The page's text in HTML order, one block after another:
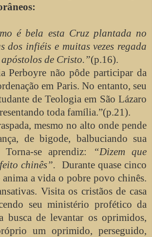
é bela esta Cruz plantada no
dos infiéis e muitas vezes regada
de Cristo.”(p.16).
Perboyre não pôde participar da
em Paris. No entanto, seu
de Teologia em São Lázaro
toda família.”(p.21).
mesmo no alto onde pende
de bigode, balbuciando sua
se aprendiz:
“Dizem que
chinês”. Durante quase cinco
a vida o pobre povo chinês.
Visita os cristãos de casa
seu ministério profético da
busca de levantar os oprimidos,
um oprimido, perseguido,